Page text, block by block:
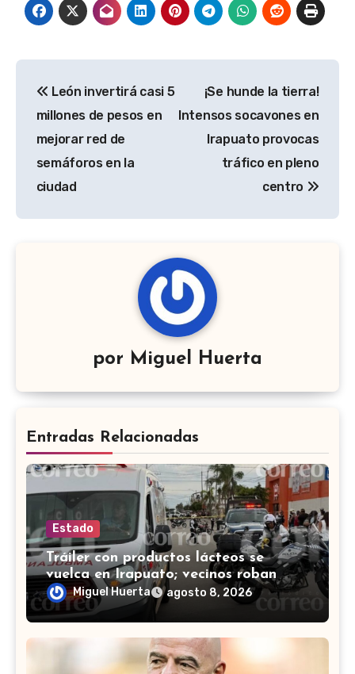
de
entradas
León invertirá casi 5
millones de pesos en
mejorar red de
semáforos en la
ciudad
¡Se hunde la tierra!
Intensos socavones en
Irapuato provocas
tráfico en pleno
centro
por Miguel Huerta
Entradas Relacionadas
Estado
Tráiler con productos lácteos se
vuelca en Irapuato; vecinos roban
carga en lugar de auxiliar a heridos
Miguel Huerta agosto 8, 2026